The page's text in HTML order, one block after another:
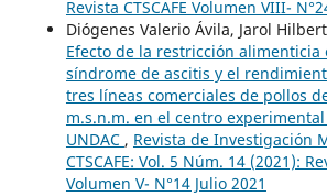
Revista CTSCAFE Volumen VIII-
Diógenes Valerio Ávila, Jarol
Efecto de la restricción
síndrome de ascitis y el
tres líneas comerciales de pollos
m.s.n.m. en el centro
UNDAC , Revista de Investigación
CTSCAFE: Vol. 5 Núm. 14 (2021):
Volumen V- N°14 Julio 2021